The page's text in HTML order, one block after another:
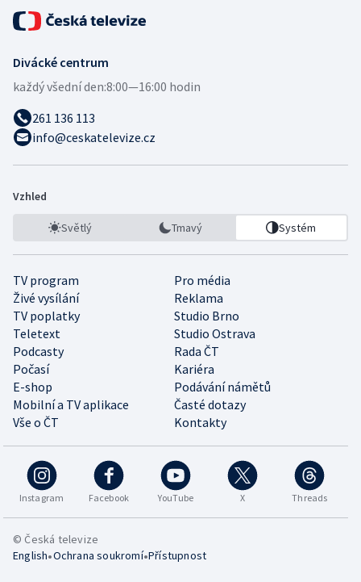
Divácké centrum
každý všední den:8:00—16:00 hodin
261 136 113
info@ceskatelevize.cz
Vzhled
Světlý Tmavý Systém
TV program
Pro média
Živé vysílání
Reklama
TV poplatky
Studio Brno
Teletext
Studio Ostrava
Podcasty
Rada ČT
Počasí
Kariéra
E-shop
Podávání námětů
Mobilní a TV aplikace
Časté dotazy
Vše o ČT
Kontakty
Instagram Facebook YouTube X Threads
© Česká televize
English•Ochrana soukromí•Přístupnost